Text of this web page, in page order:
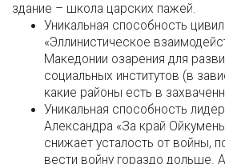
здание – школа царских пажей.
Уникальная способность
«Эллинистическое
Македонии озарения для
социальных институтов (в
какие районы есть в
Уникальная способность
Александра «За край
снижает усталость от войны,
вести войну гораздо дольше.